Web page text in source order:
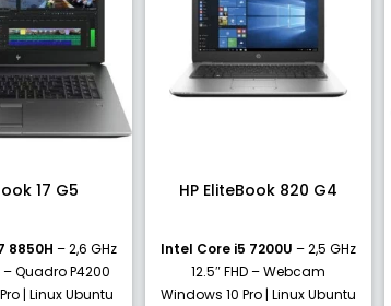
17 G5
8850H – 2,6 GHz
– Quadro P4200
| Linux Ubuntu
HP EliteBook 820 G4
Intel Core i5 7200U – 2,5 GHz
12.5″ FHD – Webcam
Windows 10 Pro | Linux Ubuntu